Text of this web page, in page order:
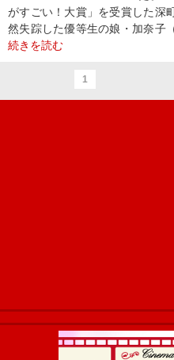
がすごい！大賞」を受賞した深
然失踪した優等生の娘・加奈子
続きを読む
1